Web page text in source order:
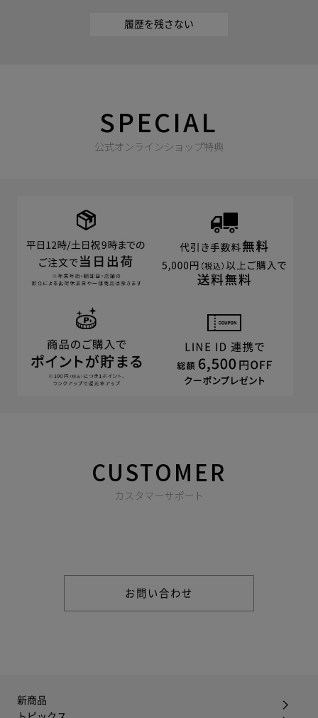
履歴を残さない
SPECIAL
公式オンラインショップ特典
CUSTOMER
カスタマーサポート
お問い合わせ
新商品